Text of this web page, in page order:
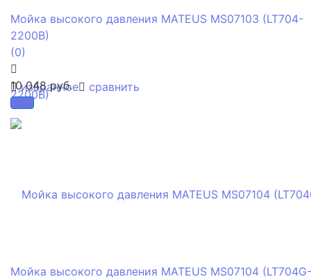
избранное сравнить
Мойка высокого давления MATEUS MS07103 (LT704-
2200B)
(0)
10 048 руб.
Мойка высокого давления MATEUS MS07104 (LT704G-